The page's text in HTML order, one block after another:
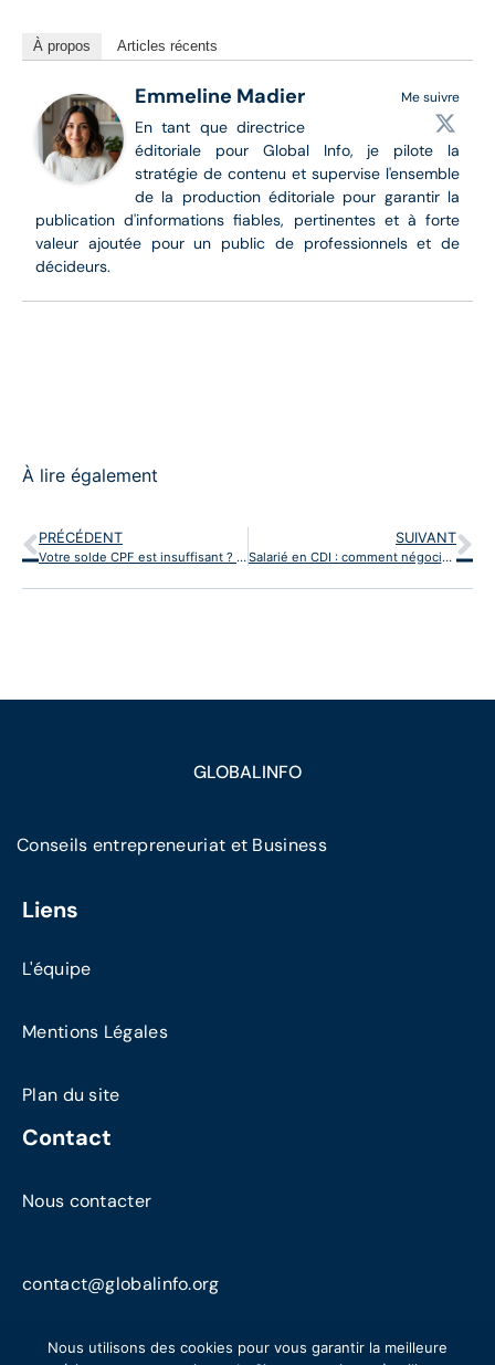
À propos Articles récents
Me suivre
Emmeline Madier
En tant que directrice
éditoriale pour Global Info, je pilote la
stratégie de contenu et supervise l'ensemble
de la production éditoriale pour garantir la
publication d'informations fiables, pertinentes et à forte
valeur ajoutée pour un public de professionnels et de
décideurs.
À lire également
PRÉCÉDENT
Votre solde CPF est insuffisant ? Les solutions pour abonder votre compte formation
SUIVANT
Salarié en CDI : comment négocier et obtenir un congé pour une formation professionnelle ?
GLOBALINFO
Conseils entrepreneuriat et Business
Liens
L'équipe
Mentions Légales
Plan du site
Contact
Nous contacter
contact@globalinfo.org
Nous utilisons des cookies pour vous garantir la meilleure